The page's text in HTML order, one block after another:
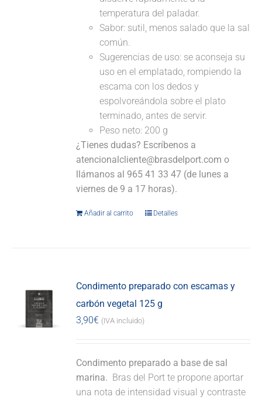
temperatura del paladar.
Sabor: sutil, menos salado que la sal
común.
Sugerencias de uso: se aconseja su
uso en el emplatado, rompiendo la
escama con los dedos y
espolvoreándola sobre el plato
terminado, antes de servir.
Peso neto: 200 g
¿Tienes dudas? Escríbenos a
atencionalcliente@brasdelport.com o
llámanos al 965 41 33 47 (de lunes a
viernes de 9 a 17 horas).
Añadir al carrito Detalles
Condimento preparado con escamas y
carbón vegetal 125 g
3,90€ (IVA incluido)
Condimento preparado a base de sal
marina. Bras del Port te propone aportar
una nota de intensidad visual y contraste